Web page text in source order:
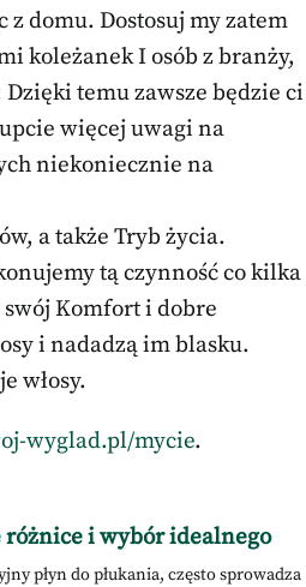
z domu. Dostosuj my zatem
koleżanek I osób z branży,
temu zawsze będzie ci
więcej uwagi na
niekoniecznie na
a także Tryb życia.
tą czynność co kilka
swój Komfort i dobre
i nadadzą im blasku.
włosy.
wyglad.pl/mycie.
różnice i wybór idealnego
płyn do płukania, często sprowadza